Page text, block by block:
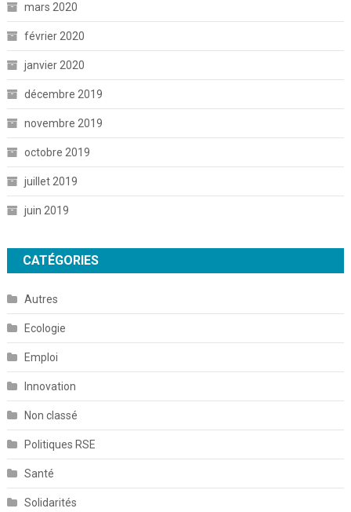
mars 2020
février 2020
janvier 2020
décembre 2019
novembre 2019
octobre 2019
juillet 2019
juin 2019
CATÉGORIES
Autres
Ecologie
Emploi
Innovation
Non classé
Politiques RSE
Santé
Solidarités